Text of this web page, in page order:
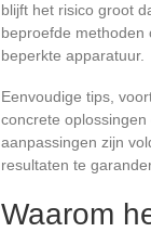
blijft het risico groot
beproefde methoden
beperkte apparatuur.
Eenvoudige tips,
concrete
aanpassingen zijn
resultaten te
Waarom